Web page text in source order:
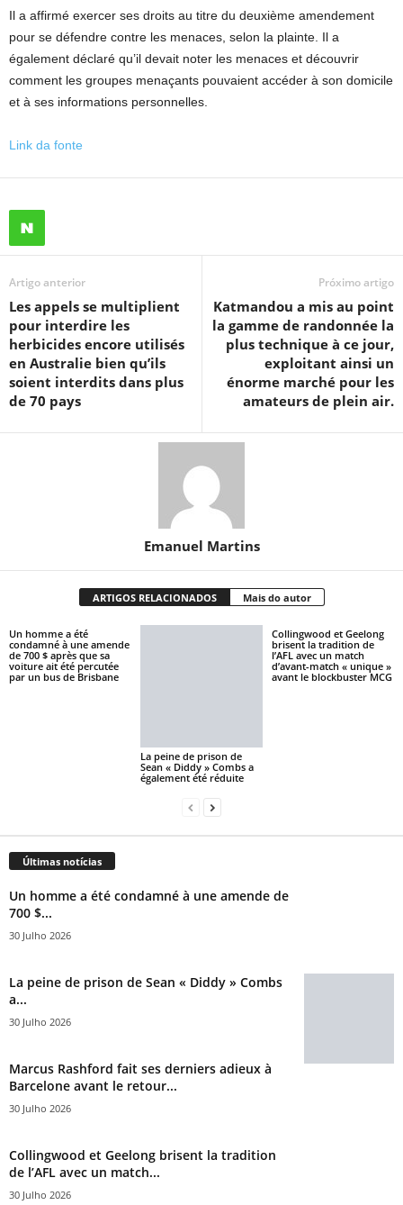
Il a affirmé exercer ses droits au titre du deuxième amendement
pour se défendre contre les menaces, selon la plainte. Il a
également déclaré qu’il devait noter les menaces et découvrir
comment les groupes menaçants pouvaient accéder à son domicile
et à ses informations personnelles.
Link da fonte
Artigo anterior
Les appels se multiplient
pour interdire les
herbicides encore utilisés
en Australie bien qu’ils
soient interdits dans plus
de 70 pays
Próximo artigo
Katmandou a mis au point
la gamme de randonnée la
plus technique à ce jour,
exploitant ainsi un
énorme marché pour les
amateurs de plein air.
Emanuel Martins
ARTIGOS RELACIONADOS Mais do autor
Un homme a été
condamné à une amende
de 700 $ après que sa
voiture ait été percutée
par un bus de Brisbane
La peine de prison de
Sean « Diddy » Combs a
également été réduite
Collingwood et Geelong
brisent la tradition de
l’AFL avec un match
d’avant-match « unique »
avant le blockbuster MCG
Últimas notícias
Un homme a été condamné à une amende de
700 $...
30 Julho 2026
La peine de prison de Sean « Diddy » Combs
a...
30 Julho 2026
Marcus Rashford fait ses derniers adieux à
Barcelone avant le retour...
30 Julho 2026
Collingwood et Geelong brisent la tradition
de l’AFL avec un match...
30 Julho 2026